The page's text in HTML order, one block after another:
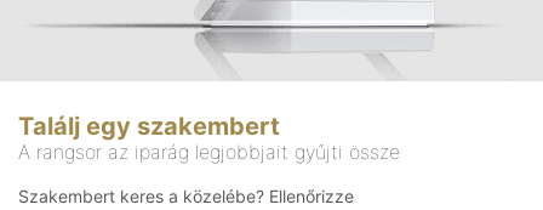
Találj egy szakembert
A rangsor az iparág legjobbjait gyűjti össze
Szakembert keres a közelébe? Ellenőrizze